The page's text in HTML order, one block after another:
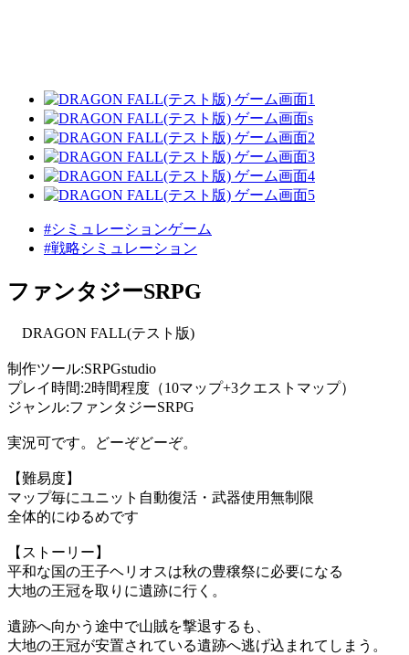
#シミュレーションゲーム
#戦略シミュレーション
ファンタジーSRPG
DRAGON FALL(テスト版)
制作ツール:SRPGstudio
プレイ時間:2時間程度（10マップ+3クエストマップ）
ジャンル:ファンタジーSRPG
実況可です。どーぞどーぞ。
【難易度】
マップ毎にユニット自動復活・武器使用無制限
全体的にゆるめです
【ストーリー】
平和な国の王子ヘリオスは秋の豊穣祭に必要になる
大地の王冠を取りに遺跡に行く。
遺跡へ向かう途中で山賊を撃退するも、
大地の王冠が安置されている遺跡へ逃げ込まれてしまう。